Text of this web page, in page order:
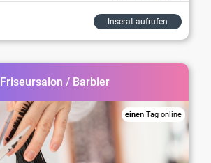
Inserat aufrufen
Friseursalon / Barbier
einen Tag online